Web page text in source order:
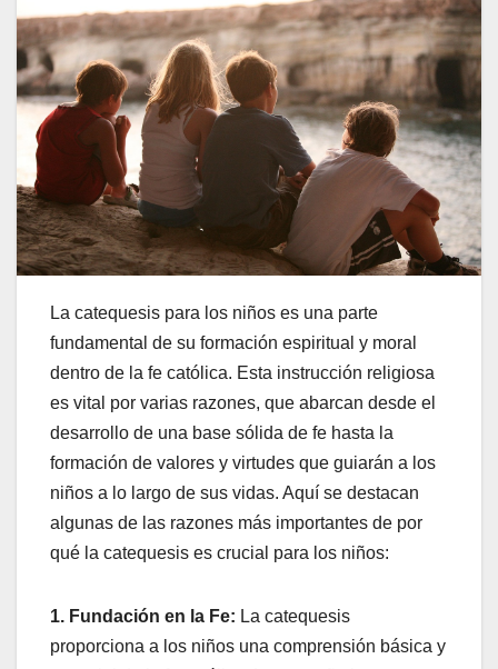
La catequesis para los niños es una parte
fundamental de su formación espiritual y moral
dentro de la fe católica. Esta instrucción religiosa
es vital por varias razones, que abarcan desde el
desarrollo de una base sólida de fe hasta la
formación de valores y virtudes que guiarán a los
niños a lo largo de sus vidas. Aquí se destacan
algunas de las razones más importantes de por
qué la catequesis es crucial para los niños:
1. Fundación en la Fe: La catequesis
proporciona a los niños una comprensión básica y